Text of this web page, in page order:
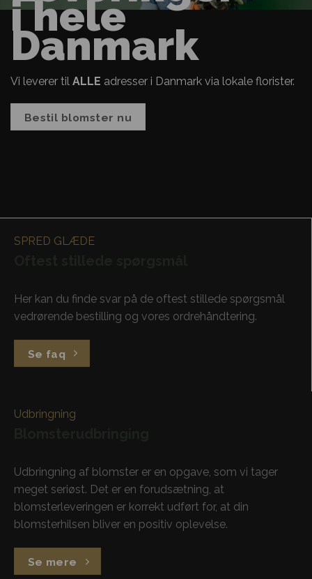
i hele
Danmark
Vi leverer til ALLE adresser i Danmark via lokale florister.
Bestil blomster nu
SPRED GLÆDE
Her kan du finde svar på de oftest stillede spørgsmål
vedrørende bestilling og vores ordrehåndtering.
Se faq
Udbringning
Udbringning af blomster er en opgave, som vi tager
meget seriøst. Det er en forudsætning, at
blomsterleveringen er korrekt udført for, at din
blomsterhilsen bliver en positiv oplevelse.
Se mere